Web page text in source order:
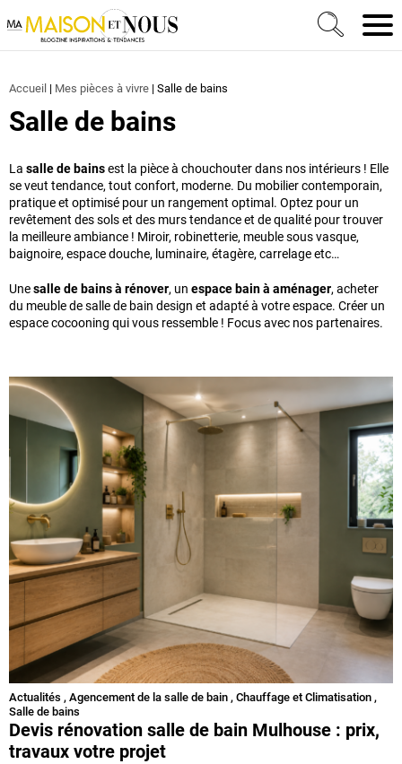
Ma Maison et Nous Construction, rénovation &
Accueil | Mes pièces à vivre | Salle de bains
Salle de bains
La salle de bainsest la pièce à chouchouter dans nos intérieurs ! Elle
se veut tendance, tout confort, moderne. Du mobilier contemporain,
pratique et optimisé pour un rangement optimal. Optez pour un
revêtement des sols et des murs tendance et de qualité pour trouver
la meilleure ambiance ! Miroir, robinetterie, meuble sous vasque,
baignoire, espace douche, luminaire, étagère, carrelage etc…
Unesalle de bains à rénover, un espace bain à aménager, acheter
du meuble de salle de bain design et adapté à votre espace. Créer un
espace cocooning qui vous ressemble ! Focus avec nos partenaires.
Actualités , Agencement de la salle de bain , Chauffage et Climatisation ,
Salle de bains
Devis rénovation salle de bain Mulhouse : prix,
travaux votre projet